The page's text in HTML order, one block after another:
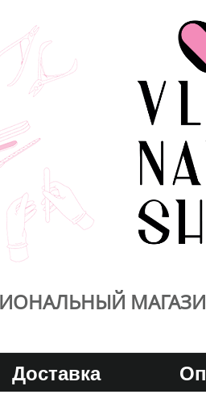
Доставка